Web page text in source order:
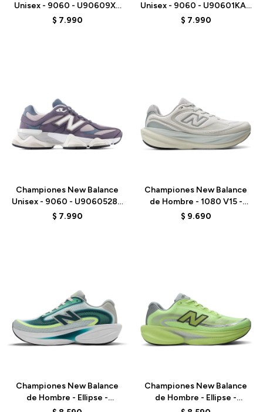
Unisex - 9060 - U90609XS
- GREY
$ 7.990
Unisex - 9060 - U90601KA -
BEIGE/AZUL
$ 7.990
Championes New Balance
Unisex - 9060 - U9060528 -
PURPLE
$ 7.990
Championes New Balance
de Hombre - 1080 V15 -
M10801VU - GREY
$ 9.690
Championes New Balance
de Hombre - Ellipse -
MELPS4B2 - GREEN
Championes New Balance
de Hombre - Ellipse -
MELPS78S - GREEN